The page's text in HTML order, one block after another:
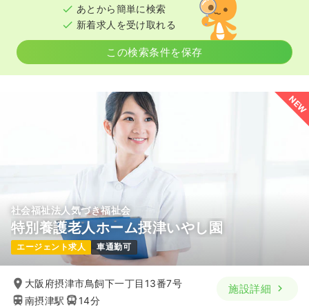
日祝休み
4週8休以上 ブランク可
新卒可
第二新卒可
月給25万円以上可
気になる 詳細を見る
正・准看護師 訪問看護
日勤のみ（常勤）
/月 賞与2回
9:00～17:30
土日休み
ブランク可 月給24万円以上可
気になる 詳細を見る
日勤のみ（パート） 一時募集休止
あとから簡単に検索
新着求人を受け取れる
この検索条件を保存
NEW
社会福祉法人気づき福祉会
特別養護老人ホーム摂津いやし園
エージェント求人 車通勤可
大阪府摂津市鳥飼下一丁目13番7号
南摂津駅
14分
施設詳細